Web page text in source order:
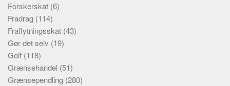
Forskerskat (6)
Fradrag (114)
Fraflytningsskat (43)
Gør det selv (19)
Golf (118)
Grænsehandel (51)
Grænsependling (280)